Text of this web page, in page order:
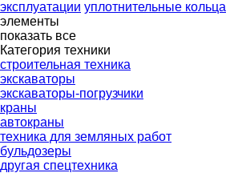
эксплуатации уплотнительные кольца
элементы
показать все
Категория техники
строительная техника
экскаваторы
экскаваторы-погрузчики
краны
автокраны
техника для земляных работ
бульдозеры
другая спецтехника